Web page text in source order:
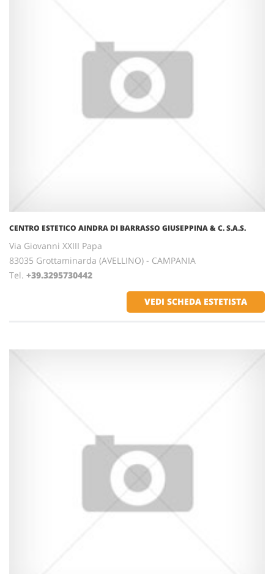
CENTRO ESTETICO AINDRA DI BARRASSO GIUSEPPINA & C. S.A.S.
Via Giovanni XXIII Papa
83035 Grottaminarda (AVELLINO) - CAMPANIA
Tel. +39.3295730442
VEDI SCHEDA ESTETISTA